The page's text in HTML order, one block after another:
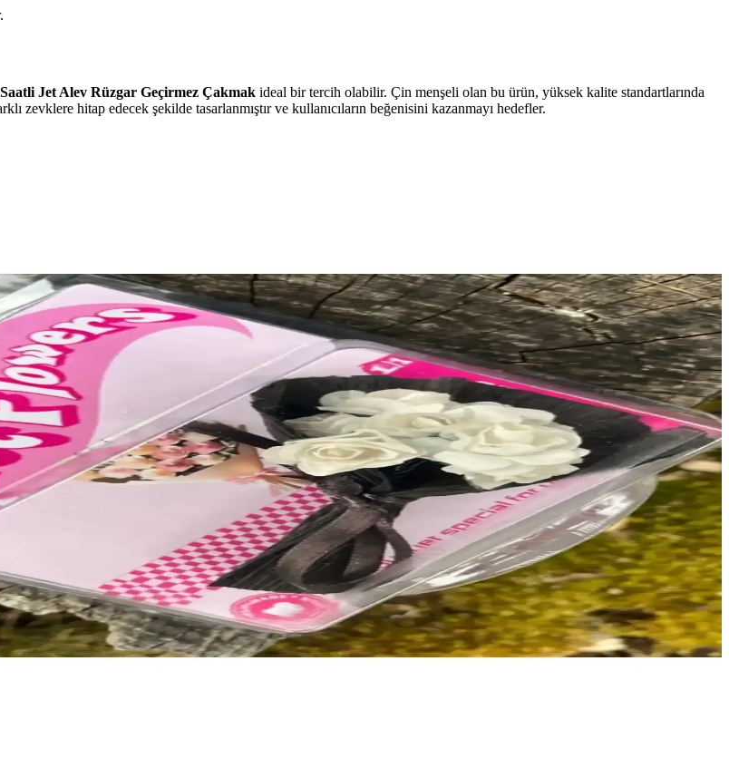
Jet Alev Rüzgar Geçirmez Çakmak ideal bir tercih olabilir. Çin menşeli olan bu ürün, yüksek kalite standartlarında
zevklere hitap edecek şekilde tasarlanmıştır ve kullanıcıların beğenisini kazanmayı hedefler.
Önerileri
olarak öne çıkar. Kullanım pratikliği ve güvenlik unsurları hediye seçiminde önemli rol oynar.
ve Sevimli Tasarım
kişiselleştirilebilir ve sevimli bir örgü oyuncaktır. Kıyafet seçenekleri ve kaliteli dolgu malzemeleriyle dayanıklıdır.
Hediye Projesi
çevirerek özgün ve sanatsal bir hediye ortaya koyuyor. Projede kalıp kullanımı ve kumaş seçimi detayları paylaşılıyor.
Başarıya Ulaşmak
bir araya getiriyor. Tasarım önerileri ve hediye değeriyle makrome çantalar öne çıkıyor.
Arkadaşları
kitaplara şık dokunuş sağlar, uzun ömürlü ve pratik kullanım sunar.
kullanımda estetik ve pratiklik sağlar, yüksek kullanıcı memnuniyeti ile günlük not alma deneyimini zenginleştirir.